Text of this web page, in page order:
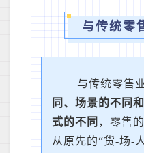
与传统零
与传统零售
同、场景的不同
式的不同 ，零售
从原先的“货-场-